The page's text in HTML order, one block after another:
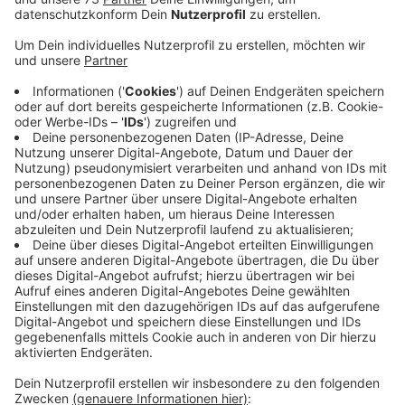
Anzeige
Schönes Wetter soll ausgenutzt werden
Anzeige
Die Freibäder in Heiden, Velen und Ramsdorf gehen in
die Saisonverlängerung. Laut Gemeinde Heiden soll
erst am 8.September Schluss sein. Die Bäder in Velen
und Ramsdorf sind noch bis einschließlich
13.September geöffnet, teilt die Stadt Velen mit.
Grund für die Verlängerung ist das angekündigte
schöne Wetter der nächsten Woche. Da hoffen die
Freibäder nochmal auf einen Besucheransturm.